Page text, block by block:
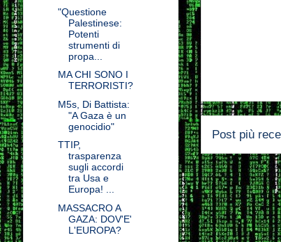
Post più
"Questione
Palestinese:
Potenti
strumenti di
propa...
MA CHI SONO I
TERRORISTI?
M5s, Di Battista:
"A Gaza è un
genocidio"
TTIP,
trasparenza
sugli accordi
tra Usa e
Europa! ...
MASSACRO A
GAZA: DOV'E'
L'EUROPA?